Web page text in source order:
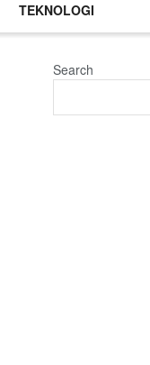
TEKNOLOGI
Search